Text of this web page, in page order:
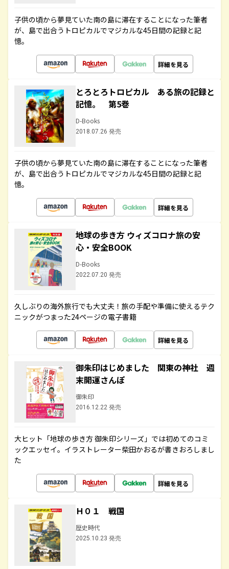
子供の頃から夢見ていた南の島に滞在することになった筆者
が、島で出合うトロピカルでマジカルな45日間の記録と記
憶。
詳細を見る
とろとろトロピカル ある旅の記録と
記憶。 第5巻
D-Books
2018.07.26 発売
子供の頃から夢見ていた南の島に滞在することになった筆者
が、島で出合うトロピカルでマジカルな45日間の記録と記
憶。
詳細を見る
地球の歩き方 ウィズコロナ旅の安
心・安全BOOK
D-Books
2022.07.20 発売
久しぶりの海外旅行でも大丈夫！旅の手配や準備に使えるテク
ニックがつまった24ページの電子書籍
詳細を見る
御朱印はじめました 関東の神社 週
末開運さんぽ
御朱印
2016.12.22 発売
大ヒット「地球の歩き方 御朱印シリーズ」では初めてのコミ
ックエッセイ。イラストレーター柴田かおるが書きおろしまし
た
詳細を見る
Ｈ０１ 戦国
歴史時代
2025.10.23 発売